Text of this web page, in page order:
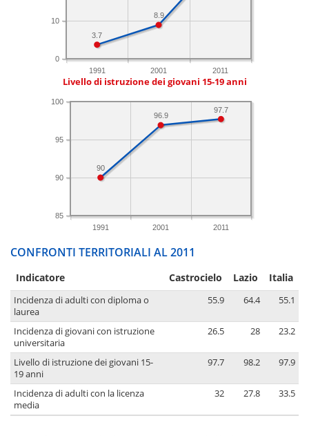
1991 2001 2011
0
10
8.9
3.7
Livello di istruzione dei giovani 15-19 anni
1991 2001 2011
85
90
95
100
97.7
96.9
90
CONFRONTI TERRITORIALI AL 2011
Indicatore Castrocielo Lazio Italia
Incidenza di adulti con diploma o
laurea
55.9 64.4 55.1
Incidenza di giovani con istruzione
universitaria
26.5 28 23.2
Livello di istruzione dei giovani 15-
19 anni
97.7 98.2 97.9
Incidenza di adulti con la licenza
media
32 27.8 33.5